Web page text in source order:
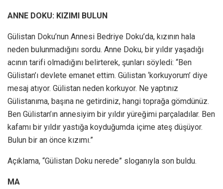
ANNE DOKU: KIZIMI BULUN
Gülistan Doku’nun Annesi Bedriye Doku’da, kızının hala
neden bulunmadığını sordu. Anne Doku, bir yıldır yaşadığı
acının tarifi olmadığını belirterek, şunları söyledi: “Ben
Gülistan’ı devlete emanet ettim. Gülistan ‘korkuyorum’ diye
mesaj atıyor. Gülistan neden korkuyor. Ne yaptınız
Gülistanıma, başına ne getirdiniz, hangi toprağa gömdünüz.
Ben Gülistan’ın annesiyim bir yıldır yüreğimi parçaladılar. Ben
kafamı bir yıldır yastığa koyduğumda içime ateş düşüyor.
Bulun bir an önce kızımı.”
Açıklama, “Gülistan Doku nerede” sloganıyla son buldu.
MA